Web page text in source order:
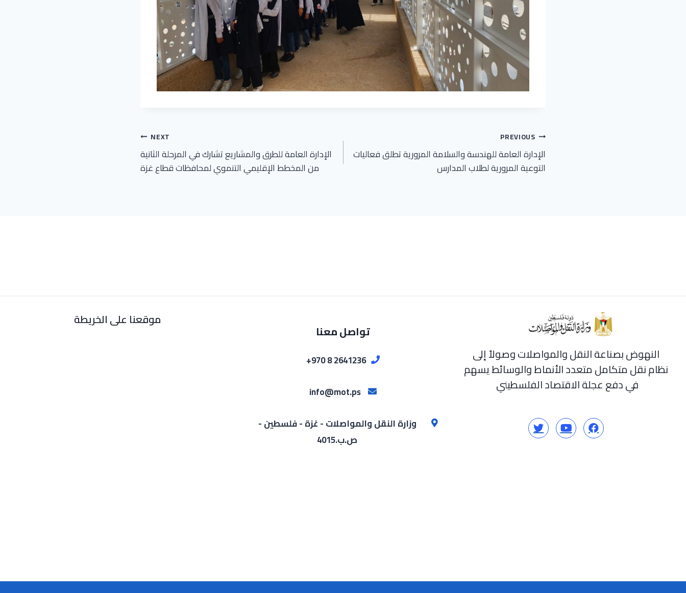
تصفّح
المقالات
PREVIOUS
الإدارة العامة للهندسة والسلامة المرورية تطلق فعاليات
التوعية المرورية لطلاب المدارس
NEXT
الإدارة العامة للطرق والمشاريع تشارك في المرحلة الثانية
من المخطط الإقليمي التنموي لمحافظات قطاع غزة
النهوض بصناعة النقل والمواصلات وصولاً إلى
نظام نقل متكامل متعدد الأنماط والوسائط يسهم
في دفع عجلة الاقتصاد الفلسطيني
تواصل معنا
2641236 8 970+
وزارة النقل والمواصلات - غزة - فلسطين -
ص.ب.4015
موقعنا على الخريطة